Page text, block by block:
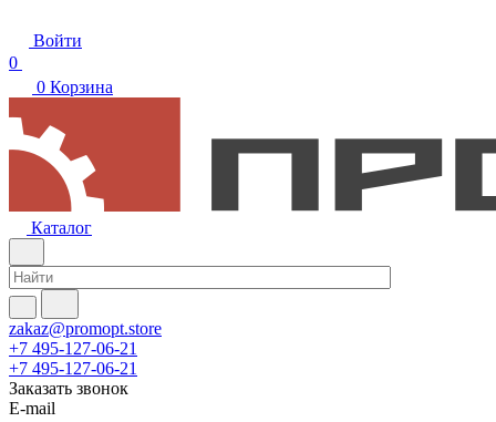
Войти
0
0 Корзина
Каталог
zakaz@promopt.store
+7 495-127-06-21
+7 495-127-06-21
Заказать звонок
E-mail